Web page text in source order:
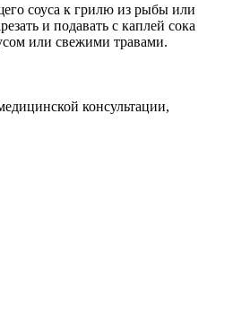
соуса к грилю из рыбы или
и подавать с каплей сока
или свежими травами.
консультации,